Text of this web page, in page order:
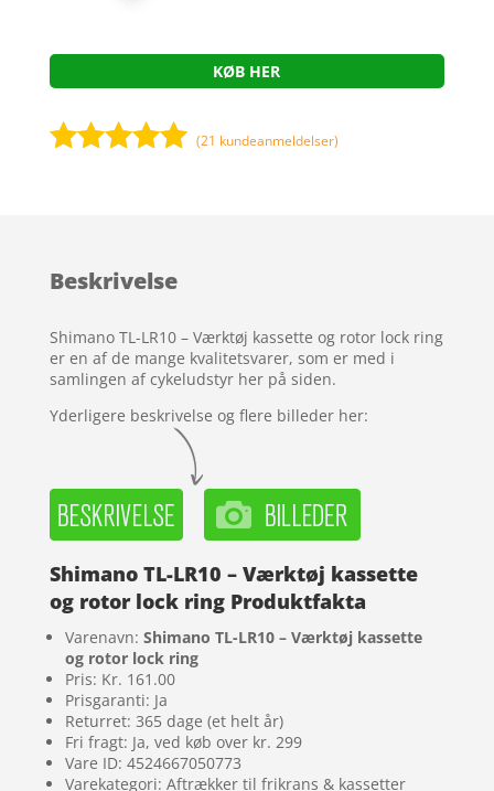
KØB HER
kundebedøm
(21 kundeanmeldelser)
Beskrivelse
Shimano TL-LR10 – Værktøj kassette og rotor lock ring
er en af de mange kvalitetsvarer, som er med i
samlingen af cykeludstyr her på siden.
Yderligere beskrivelse og flere billeder her:
Shimano TL-LR10 – Værktøj kassette
og rotor lock ring Produktfakta
Varenavn: Shimano TL-LR10 – Værktøj kassette
og rotor lock ring
Pris: Kr. 161.00
Prisgaranti: Ja
Returret: 365 dage (et helt år)
Fri fragt: Ja, ved køb over kr. 299
Vare ID: 4524667050773
Varekategori: Aftrækker til frikrans & kassetter